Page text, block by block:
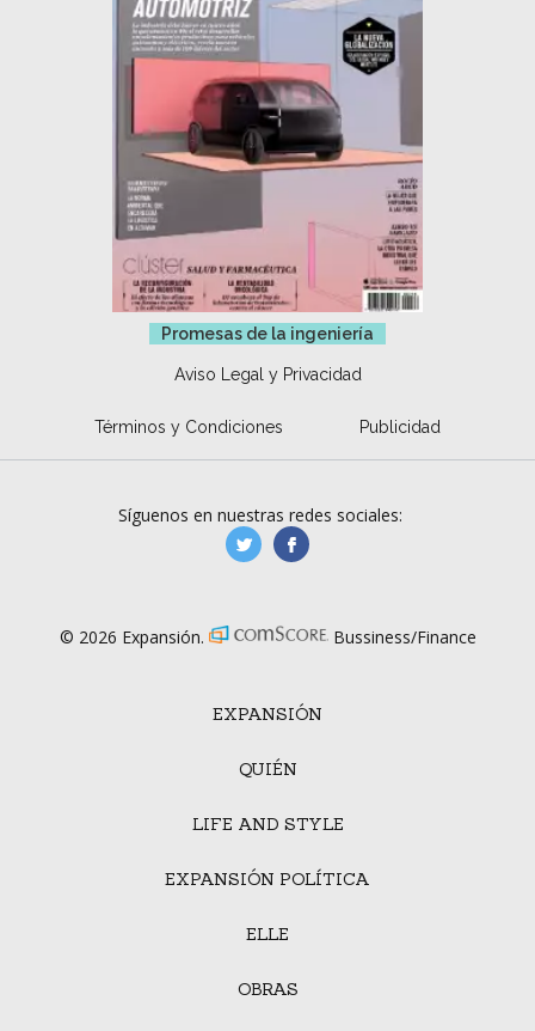
Promesas de la ingeniería
Aviso Legal y Privacidad
Términos y Condiciones Publicidad
EXPANSIÓN
QUIÉN
LIFE AND STYLE
EXPANSIÓN POLÍTICA
ELLE
OBRAS
Síguenos en nuestras redes sociales:
manufacturaGE
© 2026 Expansión. Bussiness/Finance